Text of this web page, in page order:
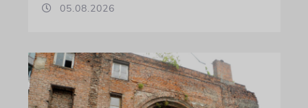
05.08.2026